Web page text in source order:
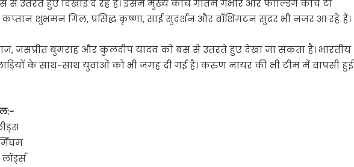
से उतरते हुए दिखाई दे रहे हैं। इसमें मुख्य कोच गौतम गंभीर और फील्डिंग कोच टी
कप्तान शुभमन गिल, प्रसिद्ध कृष्णा, साई सुदर्शन और वॉशिंगटन सुंदर भी नजर आ रहे हैं।
जसप्रीत बुमराह और कुलदीप यादव को बस से उतरते हुए देखा जा सकता है। भारतीय
के साथ-साथ युवाओं को भी जगह दी गई है। करुण नायर की भी टीम में वापसी हुई